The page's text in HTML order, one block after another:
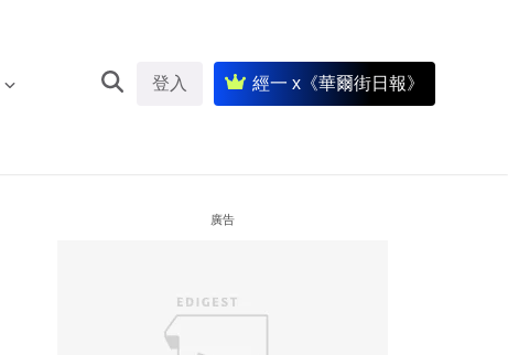
登入 經一 x《華爾街日報》
廣告